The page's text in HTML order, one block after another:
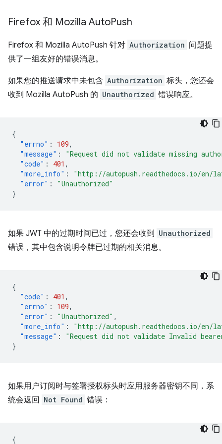
Firefox 和 Mozilla AutoPush
Firefox 和 Mozilla AutoPush 针对 Authorization 问题提
供了一组友好的错误消息。
如果您的推送请求中未包含 Authorization 标头，您还会
收到 Mozilla AutoPush 的 Unauthorized 错误响应。
{
"errno" : 109,
"message" :
"Request did not validate missing
"code" : 401 ,
"more_info" :
"http://autopush.readthedocs.io/en/
"error" :
"Unauthorized"
}
如果 JWT 中的过期时间已过，您还会收到 Unauthorized
错误，其中包含说明令牌已过期的相关消息。
{
"code" : 401 ,
"errno" : 109,
"error" : "Unauthorized" ,
"more_info" :
"http://autopush.readthedocs.io/en/
"message" :
"Request did not validate Invalid
}
如果用户订阅时与签署授权标头时应用服务器密钥不同，系
统会返回
Not Found 错误：
{